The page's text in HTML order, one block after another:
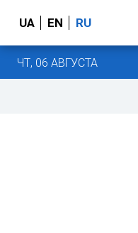
UA EN RU
ЧТ, 06 АВГУСТА